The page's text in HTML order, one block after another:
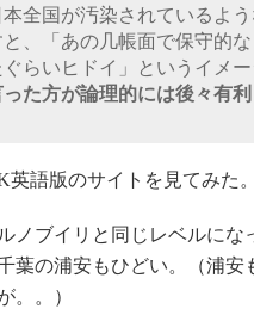
全国が汚染されているよ
、「あの几帳面で保守的
らいヒドイ」というイメー
た方が論理的には後々有利
語版のサイトを見てみた
ノブイリと同じレベルにな
葉の浦安もひどい。（浦安
。。）